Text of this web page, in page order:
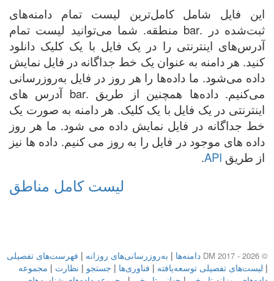
این فایل شامل کامل‌ترین لیست تمام دامنه‌های
ثبت‌شده در .bar منطقه. شما می‌توانید لیست تمام
آدرس‌های اینترنتی را در یک فایل با یک کلیک دانلود
کنید. هر دامنه به عنوان یک خط جداگانه در فایل نمایش
داده می‌شود. ما داده‌ها را هر روز در فایل به‌روزرسانی
می‌کنیم. داده‌ها همچنین از طریق .bar آدرس های
اینترنتی در یک فایل با یک کلیک. هر دامنه به صورت یک
خط جداگانه در فایل نمایش داده می شود. ما هر روز
داده های موجود در فایل را به روز می کنیم. داده ها نیز
از طریق API
.
لیست کامل مناطق
© DM 2017 - 2026 دامنه‌ها | به‌روزرسانی‌های روزانه | فهرست‌های تفصیلی
| لیست‌های تفصیلی توسعه‌یافته | فناوری‌ها | جستجو | نظارت | مجموعه